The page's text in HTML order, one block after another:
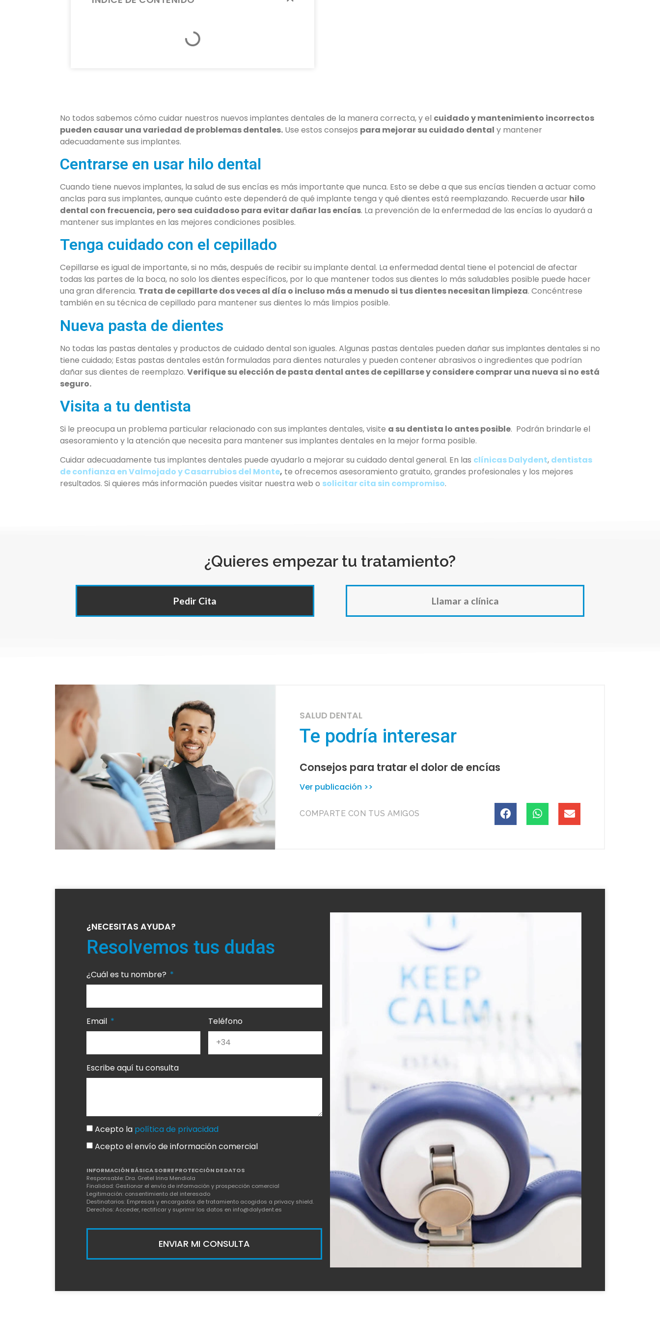
No todos sabemos cómo cuidar nuestros nuevos implantes dentales de la manera correcta, y el cuidado y mantenimiento incorrectos
pueden causar una variedad de problemas dentales. Use estos consejos para mejorar su cuidado dental y mantener
adecuadamente sus implantes.
Centrarse en usar hilo dental
Cuando tiene nuevos implantes, la salud de sus encías es más importante que nunca. Esto se debe a que sus encías tienden a actuar como
anclas para sus implantes, aunque cuánto este dependerá de qué implante tenga y qué dientes está reemplazando. Recuerde usar hilo
dental con frecuencia, pero sea cuidadoso para evitar dañar las encías. La prevención de la enfermedad de las encías lo ayudará a
mantener sus implantes en las mejores condiciones posibles.
Tenga cuidado con el cepillado
Cepillarse es igual de importante, si no más, después de recibir su implante dental. La enfermedad dental tiene el potencial de afectar
todas las partes de la boca, no solo los dientes específicos, por lo que mantener todos sus dientes lo más saludables posible puede hacer
una gran diferencia. Trata de cepillarte dos veces al día o incluso más a menudo si tus dientes necesitan limpieza. Concéntrese
también en su técnica de cepillado para mantener sus dientes lo más limpios posible.
Nueva pasta de dientes
No todas las pastas dentales y productos de cuidado dental son iguales. Algunas pastas dentales pueden dañar sus implantes dentales si no
tiene cuidado; Estas pastas dentales están formuladas para dientes naturales y pueden contener abrasivos o ingredientes que podrían
dañar sus dientes de reemplazo. Verifique su elección de pasta dental antes de cepillarse y considere comprar una nueva si no está
seguro.
Visita a tu dentista
Si le preocupa un problema particular relacionado con sus implantes dentales, visite a su dentista lo antes posible. Podrán brindarle el
asesoramiento y la atención que necesita para mantener sus implantes dentales en la mejor forma posible.
Cuidar adecuadamente tus implantes dentales puede ayudarlo a mejorar su cuidado dental general. En las clínicas Dalydent, dentistas
de confianza en Valmojado y Casarrubios del Monte, te ofrecemos asesoramiento gratuito, grandes profesionales y los mejores
resultados. Si quieres más información puedes visitar nuestra web o solicitar cita sin compromiso.
¿Quieres empezar tu tratamiento?
Pedir Cita Llamar a clínica
SALUD DENTAL
Te podría interesar
Consejos para tratar el dolor de encías
Ver publicación >>
COMPARTE CON TUS AMIGOS
¿NECESITAS AYUDA?
Resolvemos tus dudas
¿Cuál es tu nombre?
Email Teléfono
Escribe aquí tu consulta
Acepto la política de privacidad
Acepto el envío de información comercial
INFORMACIÓN BÁSICA SOBRE PROTECCIÓN DE DATOS
Responsable: Dra. Gretel Irina Mendiola
Finalidad: Gestionar el envío de información y prospección comercial
Legitimación: consentimiento del interesado
Destinatarios: Empresas y encargados de tratamiento acogidos a privacy shield.
Derechos: Acceder, rectificar y suprimir los datos en info@dalydent.es
ENVIAR MI CONSULTA